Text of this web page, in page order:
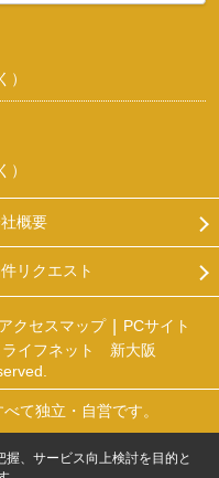
概要
リクエスト
アクセスマップ
PCサイト
ライフネット 新大阪
て独立・自営です。
、サービス向上検討を目的と